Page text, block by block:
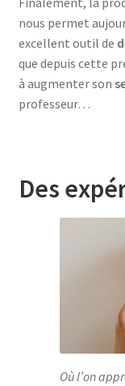
nous permet
excellent outil de
que depuis cette
à augmenter son
professeur…
Des
Où l’on